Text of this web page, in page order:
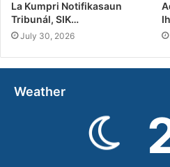
La Kumpri Notifikasaun
Tribunál, SIK…
July 30, 2026
Weather